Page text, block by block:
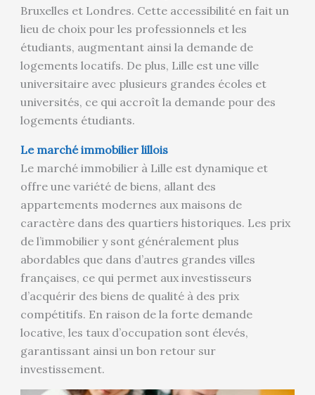
Bruxelles et Londres. Cette accessibilité en fait un
lieu de choix pour les professionnels et les
étudiants, augmentant ainsi la demande de
logements locatifs. De plus, Lille est une ville
universitaire avec plusieurs grandes écoles et
universités, ce qui accroît la demande pour des
logements étudiants.
Le marché immobilier lillois
Le marché immobilier à Lille est dynamique et
offre une variété de biens, allant des
appartements modernes aux maisons de
caractère dans des quartiers historiques. Les prix
de l’immobilier y sont généralement plus
abordables que dans d’autres grandes villes
françaises, ce qui permet aux investisseurs
d’acquérir des biens de qualité à des prix
compétitifs. En raison de la forte demande
locative, les taux d’occupation sont élevés,
garantissant ainsi un bon retour sur
investissement.